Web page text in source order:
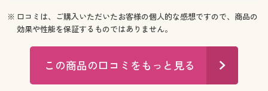
※ 口コミは、ご購入いただいたお客様の個人的な感想ですので、商品の
効果や性能を保証するものではありません。
この商品の口コミをもっと見る